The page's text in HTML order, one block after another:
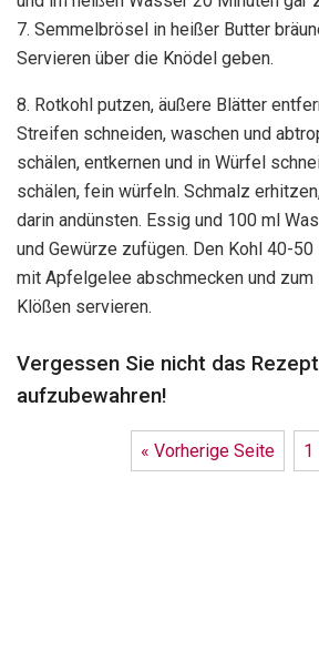
7. Semmelbrösel in heißer Butter
Servieren über die Knödel geben.
8. Rotkohl putzen, äußere Blätter
Streifen schneiden, waschen und
schälen, entkernen und in Würfel
schälen, fein würfeln. Schmalz
darin andünsten. Essig und 100 ml
und Gewürze zufügen. Den Kohl 40-
mit Apfelgelee abschmecken und zum
Klößen servieren.
Vergessen Sie nicht das
aufzubewahren!
« Vorherige Seite 1